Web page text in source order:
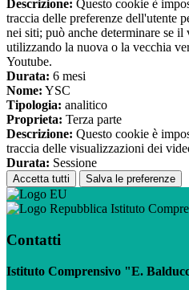
Descrizione: Questo cookie è
traccia delle preferenze dell'utente
nei siti; può anche determinare se il
utilizzando la nuova o la vecchia
Youtube.
Durata: 6 mesi
Nome: YSC
Tipologia: analitico
Proprieta: Terza parte
Descrizione: Questo cookie è
traccia delle visualizzazioni dei
Durata: Sessione
Accetta tutti Salva le preferenze
Istituto
Contatti
Istituto Comprensivo "E.